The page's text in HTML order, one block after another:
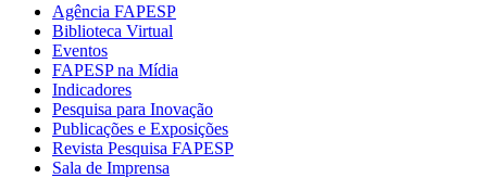
Agência FAPESP
Biblioteca Virtual
Eventos
FAPESP na Mídia
Indicadores
Pesquisa para Inovação
Publicações e Exposições
Revista Pesquisa FAPESP
Sala de Imprensa